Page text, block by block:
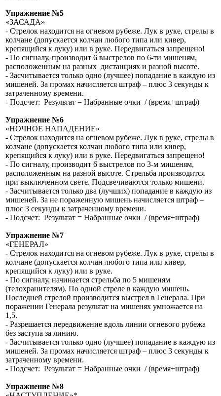
Упражнение №5
«ЗАСАДА»
- Стрелок находится на огневом рубеже. Лук в руке, стрелы в
колчане (допускается колчан любого типа или кивер,
крепящийся к луку) или в руке. Передвигаться запрещено!
- По сигналу, производит 6 выстрелов по 6-ти мишеням,
расположенным на разных дистанциях и разной высоте.
- Засчитывается только одно (лучшее) попадание в каждую из
мишеней. За промах начисляется штраф – плюс 3 секунды к
затраченному времени.
- Подсчет: Результат = Набранные очки / (время+штраф)
Упражнение №6
«НОЧНОЕ НАПАДЕНИЕ»
- Стрелок находится на огневом рубеже. Лук в руке, стрелы в
колчане (допускается колчан любого типа или кивер,
крепящийся к луку) или в руке. Передвигаться запрещено!
- По сигналу, производит 6 выстрелов по 3-м мишеням,
расположенным на разной высоте. Стрельба производится
при выключенном свете. Подсвечиваются только мишени.
- Засчитывается только два (лучших) попадание в каждую из
мишеней. За не пораженную мишень начисляется штраф –
плюс 3 секунды к затраченному времени.
- Подсчет: Результат = Набранные очки / (время+штраф)
Упражнение №7
«ГЕНЕРАЛ»
- Стрелок находится на огневом рубеже. Лук в руке, стрелы в
колчане (допускается колчан любого типа или кивер,
крепящийся к луку) или в руке.
- По сигналу, начинается стрельба по 5 мишеням
(телохранителям). По одной стреле в каждую мишень.
Последней стрелой производится выстрел в Генерала. При
поражении Генерала результат на мишенях умножается на
1,5.
- Разрешается передвижение вдоль линии огневого рубежа
без заступа за линию.
- Засчитывается только одно (лучшее) попадание в каждую из
мишеней. За промах начисляется штраф – плюс 3 секунды к
затраченному времени.
- Подсчет: Результат = Набранные очки / (время+штраф)
Упражнение №8